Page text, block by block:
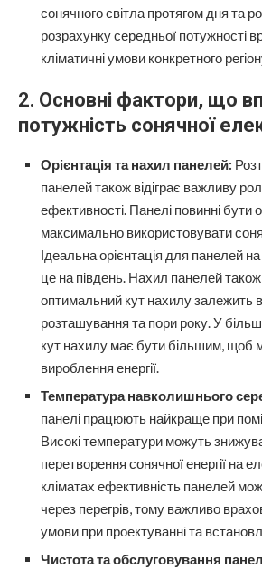
сонячного світла протягом дня та
розрахунку середньої потужності
кліматичні умови конкретного
2. Основні фактори, що
потужність сонячної
Орієнтація та нахил панелей:
панелей також відіграє важливу
ефективності. Панелі повинні бути
максимально використовувати
Ідеальна орієнтація для панелей на
це на південь. Нахил панелей
оптимальний кут нахилу залежить
розташування та пори року. У більш
кут нахилу має бути більшим, щоб
вироблення енергії.
Температура навколишнього
панелі працюють найкраще при
Високі температури можуть
перетворення сонячної енергії на
кліматах ефективність панелей
через перегрів, тому важливо
умови при проектуванні та
Чистота та обслуговування